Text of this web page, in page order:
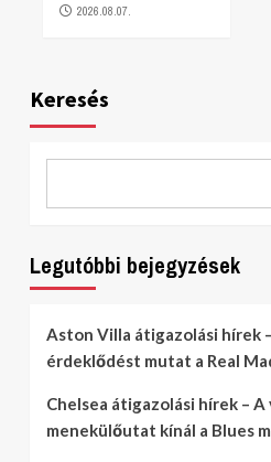
2026.08.07.
Keresés
Legutóbbi bejegyzések
Aston Villa átigazolási hírek
érdeklődést mutat a Real
Chelsea átigazolási hírek –
menekülőutat kínál a Blues